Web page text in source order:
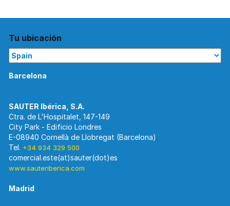
Tu ubicación
Barcelona
Ctra. de L'Hospitalet, 147-149
City Park - Edificio Londres
E-08940 Cornellà de Llobregat (Barcelona)
Tel. +34 934 329 500
www.sauteriberica.com
Madrid